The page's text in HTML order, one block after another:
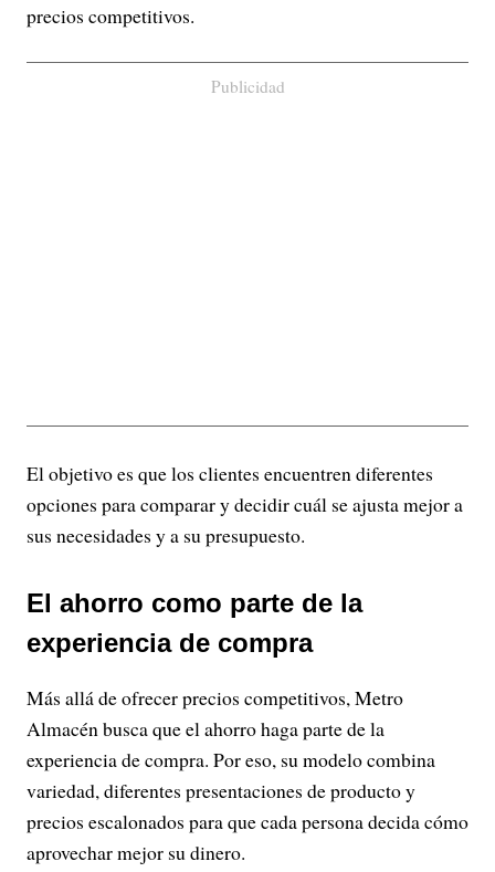
precios competitivos.
Publicidad
El objetivo es que los clientes encuentren diferentes
opciones para comparar y decidir cuál se ajusta mejor a
sus necesidades y a su presupuesto.
El ahorro como parte de la
experiencia de compra
Más allá de ofrecer precios competitivos, Metro
Almacén busca que el ahorro haga parte de la
experiencia de compra. Por eso, su modelo combina
variedad, diferentes presentaciones de producto y
precios escalonados para que cada persona decida cómo
aprovechar mejor su dinero.